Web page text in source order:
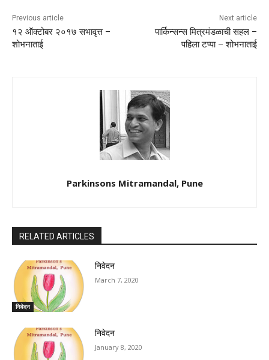
Previous article
१२ ऑक्टोबर २०१७ सभावृत्त –
शोभनाताई
Next article
पार्किन्सन्स मित्रमंडळाची सहल –
पहिला टप्पा – शोभनाताई
Parkinsons Mitramandal, Pune
RELATED ARTICLES
निवेदन
निवेदन
March 7, 2020
निवेदन
January 8, 2020